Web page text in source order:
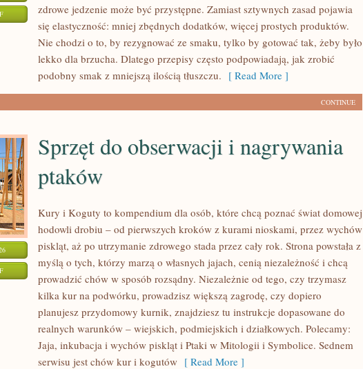
ON
WEGETARIAŃSKIE
zdrowe jedzenie może być przystępne. Zamiast sztywnych zasad pojawia
się elastyczność: mniej zbędnych dodatków, więcej prostych produktów.
Nie chodzi o to, by rezygnować ze smaku, tylko by gotować tak, żeby było
lekko dla brzucha. Dlatego przepisy często podpowiadają, jak zrobić
podobny smak z mniejszą ilością tłuszczu. [ Read More ]
CONTINUE
ON
Sprzęt do obserwacji i nagrywania
ptaków
Kury i Koguty to kompendium dla osób, które chcą poznać świat domowej
hodowli drobiu – od pierwszych kroków z kurami nioskami, przez wychów
piskląt, aż po utrzymanie zdrowego stada przez cały rok. Strona powstała z
myślą o tych, którzy marzą o własnych jajach, cenią niezależność i chcą
prowadzić chów w sposób rozsądny. Niezależnie od tego, czy trzymasz
kilka kur na podwórku, prowadzisz większą zagrodę, czy dopiero
planujesz przydomowy kurnik, znajdziesz tu instrukcje dopasowane do
realnych warunków – wiejskich, podmiejskich i działkowych. Polecamy:
Jaja, inkubacja i wychów piskląt i Ptaki w Mitologii i Symbolice. Sednem
serwisu jest chów kur i kogutów [ Read More ]